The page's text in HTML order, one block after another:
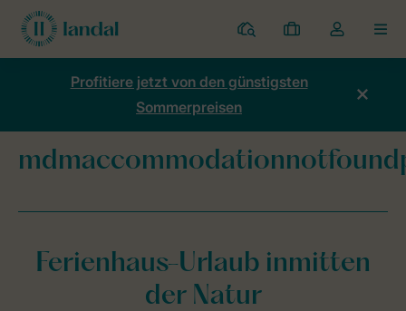
Ferienparks
Meine
Buchungen
Dropdown-
Menü
Kontos
Profitiere jetzt von den günstigsten
Sommerpreisen
Home mdmaccommodationnotfoundpage
Ferienhaus-Urlaub inmitten
der Natur